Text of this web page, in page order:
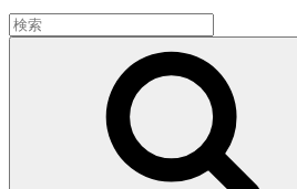
検
索: